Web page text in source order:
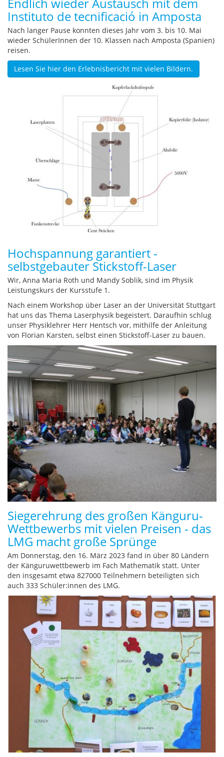
Instituto de tecnificació in Amposta
Nach langer Pause konnten dieses Jahr vom 3. bis 10. Mai
wieder SchülerInnen der 10. Klassen nach Amposta (Spanien)
reisen.
Lesen Sie hier den Erlebnisbericht mit vielen Bildern.
Hochspannung garantiert -
selbstgebauter Stickstoff-Laser
Wir, Anna Maria Roth und Mandy Soblik, sind im Physik
Leistungskurs der Kursstufe 1.
Nach einem Workshop über Laser an der Universität Stuttgart
hat uns das Thema Laserphysik begeistert. Daraufhin schlug
unser Physiklehrer Herr Hentsch vor, mithilfe der Anleitung
von Florian Karsten, selbst einen Stickstoff-Laser zu bauen.
Siegerehrung des großen Känguru-
Wettbewerbs mit vielen Preisen - das
LMG macht große Sprünge
Am Donnerstag, den 16. März 2023 fand in über 80 Ländern
der Känguruwettbewerb im Fach Mathematik statt. Unter
den insgesamt etwa 827000 Teilnehmern beteiligten sich
auch 333 Schüler:innen des LMG.